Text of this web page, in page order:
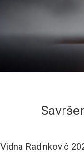
Vidna Radinković